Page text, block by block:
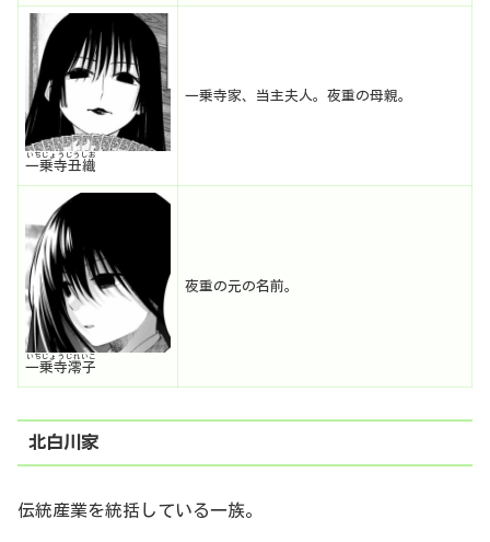
一乗寺丑織
いちじょうじうしお
一乗寺家、当主夫人。夜重の母親。
一乗寺澪子
いちじょうじれいこ
夜重の元の名前。
北白川家
伝統産業を統括している一族。